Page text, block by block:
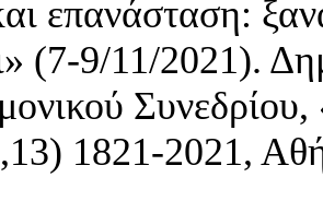
επανάσταση:
(7-9/11/2021).
Συνεδρίου,
1821-2021,